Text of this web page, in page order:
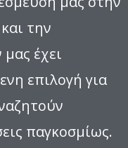
την
έχει
επιλογή για
παγκοσμίως.